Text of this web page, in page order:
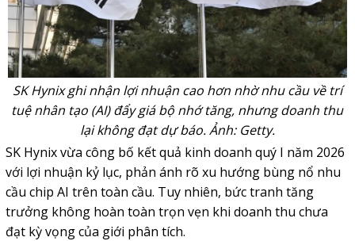
SK Hynix ghi nhận lợi nhuận cao hơn nhờ nhu cầu về trí
tuệ nhân tạo (AI) đẩy giá bộ nhớ tăng, nhưng doanh thu
lại không đạt dự báo. Ảnh: Getty.
SK Hynixvừa công bố kết quả kinh doanh quý I năm 2026
với lợi nhuận kỷ lục, phản ánh rõ xu hướng bùng nổ nhu
cầu chip AI trên toàn cầu. Tuy nhiên, bức tranh tăng
trưởng không hoàn toàn trọn vẹn khi doanh thu chưa
đạt kỳ vọng của giới phân tích.